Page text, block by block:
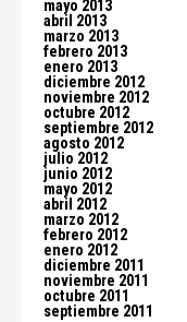
mayo 2013
abril 2013
marzo 2013
febrero 2013
enero 2013
diciembre 2012
noviembre 2012
octubre 2012
septiembre 2012
agosto 2012
julio 2012
junio 2012
mayo 2012
abril 2012
marzo 2012
febrero 2012
enero 2012
diciembre 2011
noviembre 2011
octubre 2011
septiembre 2011